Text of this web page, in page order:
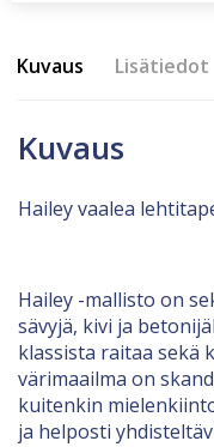
Kuvaus Lisätiedot
Kuvaus
Hailey vaalea
Hailey -mallisto on
sävyjä, kivi ja
klassista raitaa sekä
värimaailma on
kuitenkin
ja helposti